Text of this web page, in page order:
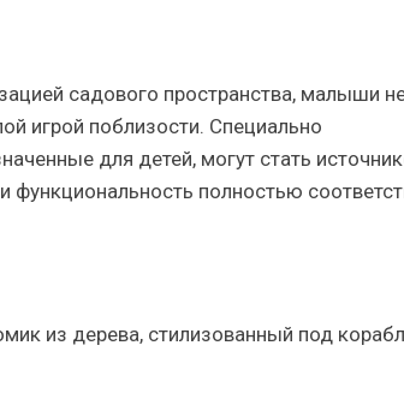
садового пространства, малыши
игрой поблизости. Специально
для детей, могут стать
функциональность полностью
из дерева, стилизованный под